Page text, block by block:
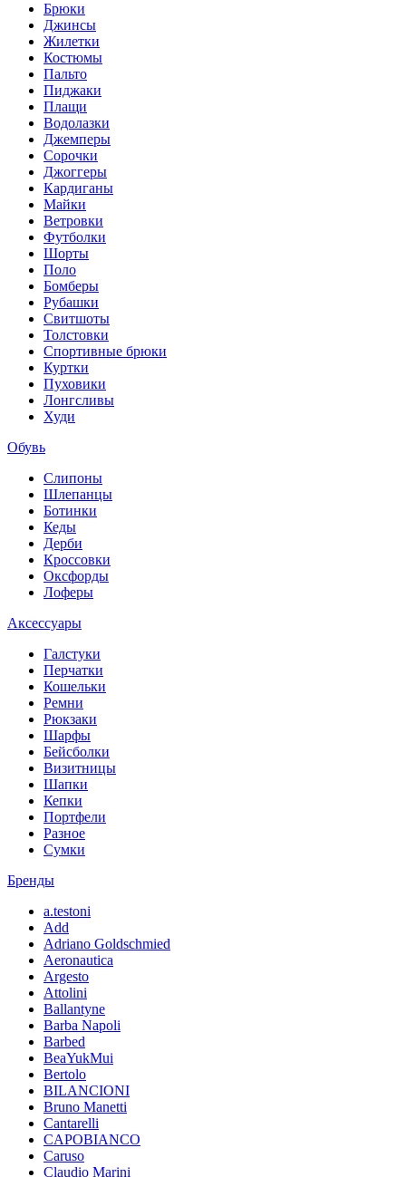
Брюки
Джинсы
Жилетки
Костюмы
Пальто
Пиджаки
Плащи
Водолазки
Джемперы
Сорочки
Джоггеры
Кардиганы
Майки
Ветровки
Футболки
Шорты
Поло
Бомберы
Рубашки
Свитшоты
Толстовки
Спортивные брюки
Куртки
Пуховики
Лонгсливы
Худи
Обувь
Слипоны
Шлепанцы
Ботинки
Кеды
Дерби
Кроссовки
Оксфорды
Лоферы
Аксессуары
Галстуки
Перчатки
Кошельки
Ремни
Рюкзаки
Шарфы
Бейсболки
Визитницы
Шапки
Кепки
Портфели
Разное
Сумки
Бренды
a.testoni
Add
Adriano Goldschmied
Aeronautica
Argesto
Attolini
Ballantyne
Barba Napoli
Barbed
BeaYukMui
Bertolo
BILANCIONI
Bruno Manetti
Cantarelli
CAPOBIANCO
Caruso
Claudio Marini